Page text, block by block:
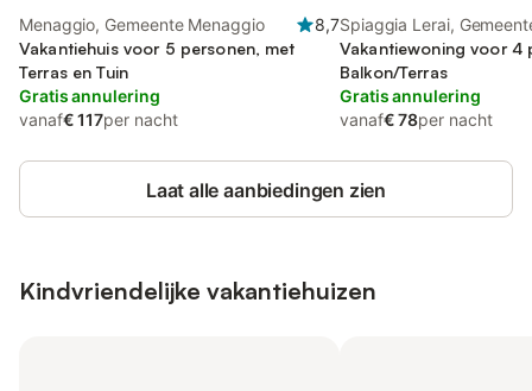
Menaggio, Gemeente Menaggio
8,7
Vakantiehuis voor 5 personen, met
Terras en Tuin
Gratis annulering
vanaf€ 117per nacht
Spiaggia Lerai,
Vakantiewoning voor 4
Balkon/Terras
Gratis annulering
vanaf€ 78per nacht
Laat alle aanbiedingen zien
Kindvriendelijke vakantiehuizen